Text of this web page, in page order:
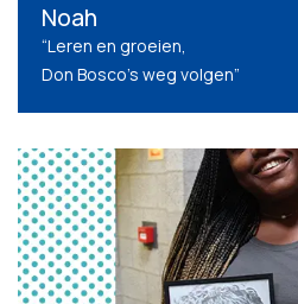
Noah
“Leren en groeien,
Don Bosco’s weg volgen”